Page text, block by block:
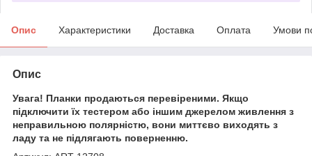
Опис Характеристики Доставка Оплата Умови
Опис
Увага! Планки продаються перевіреними. Якщо
підключити їх тестером або іншим джерелом живлення з
неправильною полярністю, вони миттєво виходять з
ладу та не підлягають поверненню.